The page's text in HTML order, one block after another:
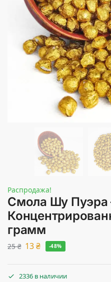
Распродажа!
Смола Шу Пуэра
грамм
25₴ 13₴ -48%
2336 в наличии